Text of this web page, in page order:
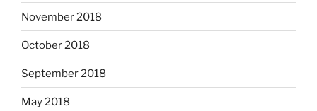
November 2018
October 2018
September 2018
May 2018